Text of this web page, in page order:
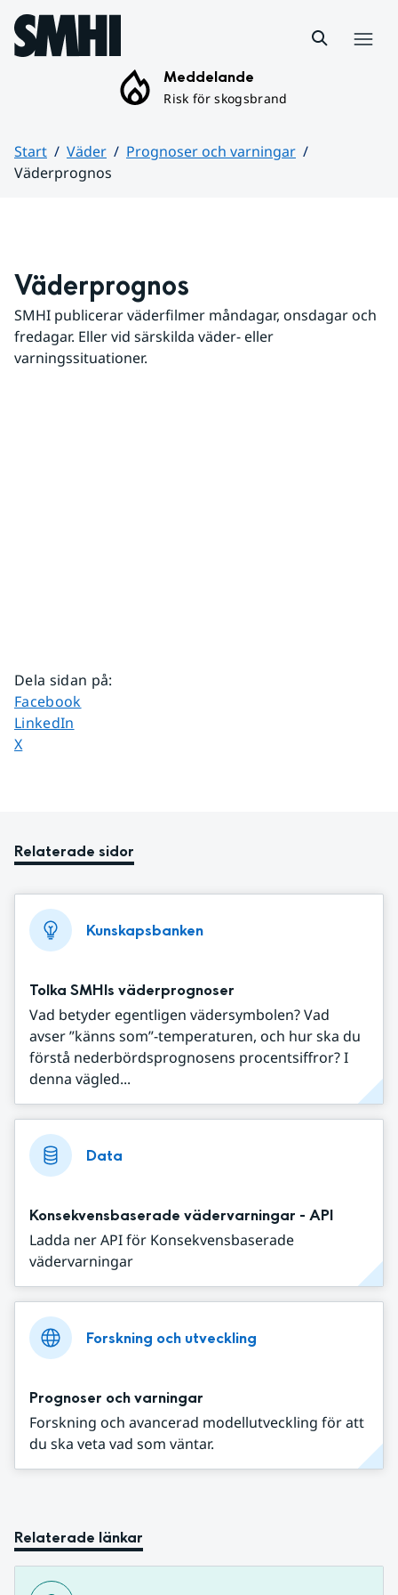
Hoppa till sidans innehåll
Meddelande
Risk för skogsbrand
Start Väder
Prognoser och varningar
Väderprognos
Väderprognos
SMHI publicerar väderfilmer måndagar, onsdagar och
fredagar. Eller vid särskilda väder- eller
varningssituationer.
Dela sidan på:
Dela sidan på
Facebook
Dela sidan på
LinkedIn
Dela sidan på
X
Relaterade sidor
Kunskapsbanken
Tolka SMHIs väderprognoser
Vad betyder egentligen vädersymbolen? Vad
avser ”känns som”-temperaturen, och hur ska du
förstå nederbördsprognosens procentsiffror? I
denna vägled...
Data
Konsekvensbaserade vädervarningar - API
Ladda ner API för Konsekvensbaserade
vädervarningar
Forskning och utveckling
Prognoser och varningar
Forskning och avancerad modellutveckling för att
du ska veta vad som väntar.
Relaterade länkar